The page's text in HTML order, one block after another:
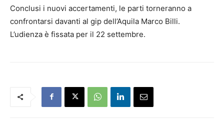
Conclusi i nuovi accertamenti, le parti torneranno a
confrontarsi davanti al gip dell’Aquila Marco Billi.
L’udienza è fissata per il 22 settembre.